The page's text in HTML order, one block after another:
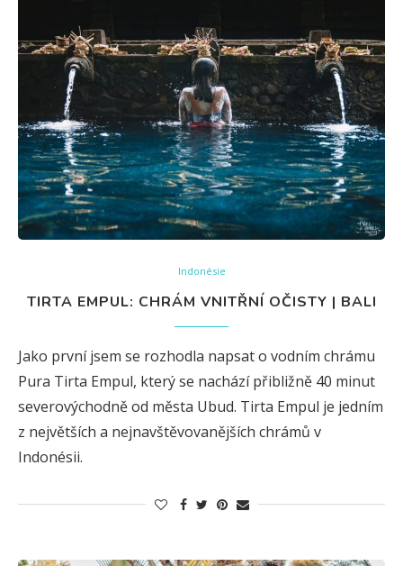
Indonésie
TIRTA EMPUL: CHRÁM VNITŘNÍ OČISTY | BALI
Jako první jsem se rozhodla napsat o vodním chrámu
Pura Tirta Empul, který se nachází přibližně 40 minut
severovýchodně od města Ubud. Tirta Empul je jedním
z největších a nejnavštěvovanějších chrámů v
Indonésii.